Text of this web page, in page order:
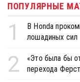
ПОПУЛЯРНЫЕ
1
В Honda
лошадиных сил
2
«Это была бы
перехода